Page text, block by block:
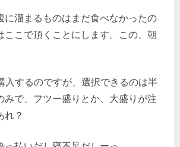
に溜まるものはまだ食べなかったの
ここで頂くことにします。この、朝
入するのですが、選択できるのは半
みで、フツー盛りとか、大盛りが注
れ？